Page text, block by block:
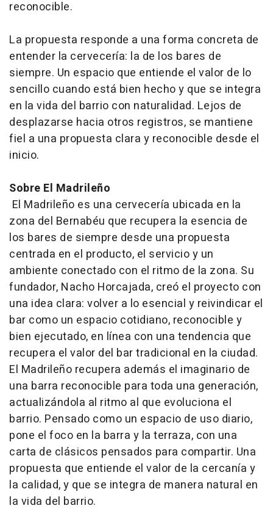
reconocible.
La propuesta responde a una forma concreta de
entender la cervecería: la de los bares de
siempre. Un espacio que entiende el valor de lo
sencillo cuando está bien hecho y que se integra
en la vida del barrio con naturalidad. Lejos de
desplazarse hacia otros registros, se mantiene
fiel a una propuesta clara y reconocible desde el
inicio.
Sobre El Madrileño
El Madrileño es una cervecería ubicada en la
zona del Bernabéu que recupera la esencia de
los bares de siempre desde una propuesta
centrada en el producto, el servicio y un
ambiente conectado con el ritmo de la zona. Su
fundador, Nacho Horcajada, creó el proyecto con
una idea clara: volver a lo esencial y reivindicar el
bar como un espacio cotidiano, reconocible y
bien ejecutado, en línea con una tendencia que
recupera el valor del bar tradicional en la ciudad.
El Madrileño recupera además el imaginario de
una barra reconocible para toda una generación,
actualizándola al ritmo al que evoluciona el
barrio. Pensado como un espacio de uso diario,
pone el foco en la barra y la terraza, con una
carta de clásicos pensados para compartir. Una
propuesta que entiende el valor de la cercanía y
la calidad, y que se integra de manera natural en
la vida del barrio.